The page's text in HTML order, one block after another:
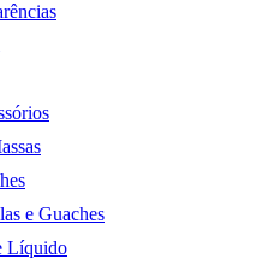
e Guaches
Líquido